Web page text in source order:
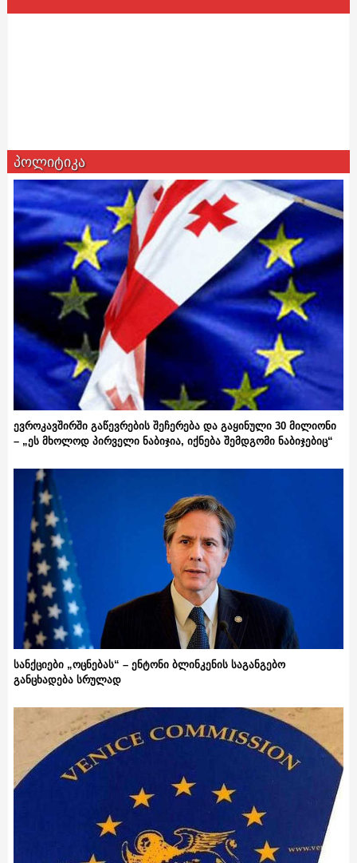
პოლიტიკა
ევროკავშირში გაწევრების შეჩერება და გაყინული 30 მილიონი
– „ეს მხოლოდ პირველი ნაბიჯია, იქნება შემდგომი ნაბიჯებიც“
სანქციები „ოცნებას“ – ენტონი ბლინკენის საგანგებო
განცხადება სრულად